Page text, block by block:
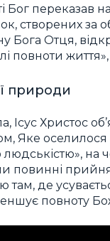
Бог переказав
створених за
Бога Отця,
повноти
природи
Ісус Христос
Яке
на
повинні
там, де
повноту